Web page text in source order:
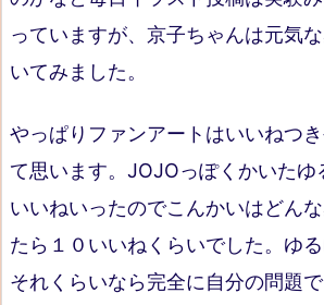
っていますが、京子ちゃんは元気
いてみました。
やっぱりファンアートはいいねつ
て思います。JOJOっぽくかいたゆ
いいねいったのでこんかいはどん
たら１０いいねくらいでした。ゆ
それくらいなら完全に自分の問題